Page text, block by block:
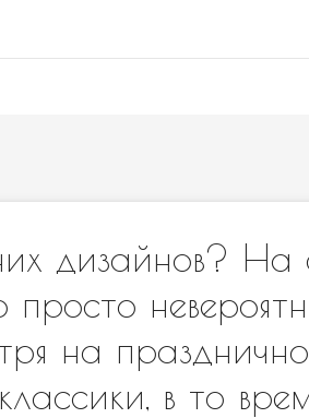
дизайнов? На
на
в то